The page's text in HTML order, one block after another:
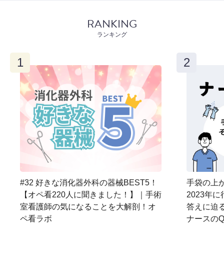
RANKING
ランキング
#32 好きな消化器外科の器械BEST5！
【オペ看220人に聞きました！】｜手術
室看護師の気になることを大解剖！オ
ペ看ラボ
手袋の上
2023年に
答えに迫
ナースの